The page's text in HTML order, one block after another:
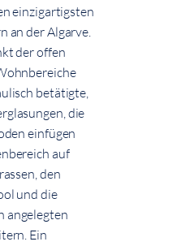
einzigartigsten
an der Algarve.
der offen
betätigte,
die
einfügen
auf
den
und die
angelegten
Ein